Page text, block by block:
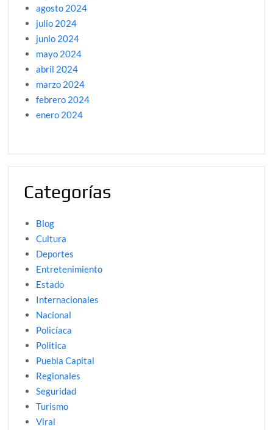
agosto 2024
julio 2024
junio 2024
mayo 2024
abril 2024
marzo 2024
febrero 2024
enero 2024
Categorías
Blog
Cultura
Deportes
Entretenimiento
Estado
Internacionales
Nacional
Policíaca
Politica
Puebla Capital
Regionales
Seguridad
Turismo
Viral